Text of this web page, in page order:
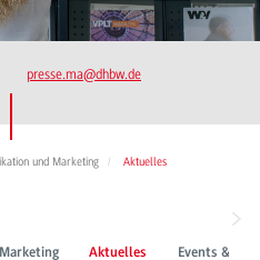
presse.ma@dhbw.de
und Marketing Aktuelles
Aktuelles Events &